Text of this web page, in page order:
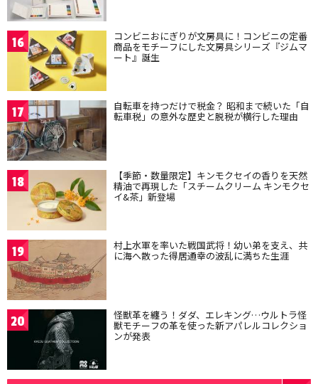
16 コンビニおにぎりが文房具に！コンビニの定番
商品をモチーフにした文房具シリーズ『ジムマ
ート』誕生
17 自転車を持つだけで税金？ 昭和まで続いた「自
転車税」の意外な歴史と脱税が横行した理由
18 【季節・数量限定】キンモクセイの香りを天然
精油で再現した「スチームクリーム キンモクセ
イ&茶」新登場
19 村上水軍を率いた戦国武将！幼い弟を支え、共
に海へ散った得居通幸の波乱に満ちた生涯
20 怪獣革を纏う！ダダ、エレキング…ウルトラ怪
獣モチーフの革を使った新アパレルコレクショ
ンが発表